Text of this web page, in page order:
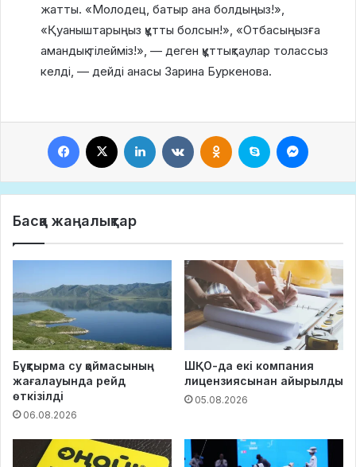
жатты. «Молодец, батыр ана болдыңыз!»,
«Қуаныштарыңыз құтты болсын!», «Отбасыңызға
амандық тілейміз!», — деген құттықтаулар толассыз
келді, — дейді анасы Зарина Буркенова.
Facebook LinkedIn VKontakteOdnoklassniki
Skype
Басқа жаңалықтар
Бұқтырма су қоймасының
жағалауында рейд
өткізілді
06.08.2026
ШҚО-да екі компания
лицензиясынан айырылды
05.08.2026